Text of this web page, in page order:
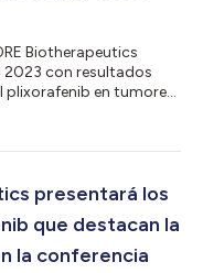
Biotherapeutics
2023 con resultados
plixorafenib en tumores
ha comunicado hoy
(FORE8394;
presentará los
que destacan la
la conferencia